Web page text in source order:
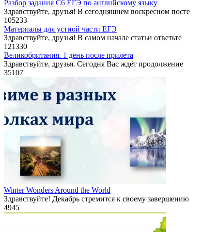
Разбор задания С6 ЕГЭ по английскому языку
Здравствуйте, друзья! В сегодняшнем воскресном посте
105233
Материалы для устной части ЕГЭ
Здравствуйте, друзья! В самом начале статьи ответьте
121330
Великобритания. 1 день после прилета
Здравствуйте, друзья. Сегодня Вас ждёт продолжение
35107
Winter Wonders Around the World
Здравствуйте! Декабрь стремится к своему завершению
4945